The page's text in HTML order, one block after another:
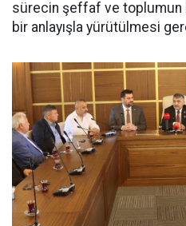
sürecin şeffaf ve toplumun
bir anlayışla yürütülmesi